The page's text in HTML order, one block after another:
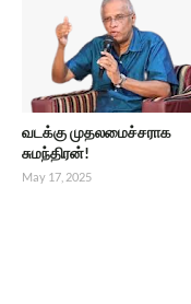
வடக்கு முதலமைச்சராக
சுமந்திரன்!
May 17, 2025